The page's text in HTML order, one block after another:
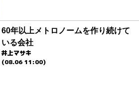
60年以上メトロノームを作り続けて
いる会社
井上マサキ
(08.06 11:00)